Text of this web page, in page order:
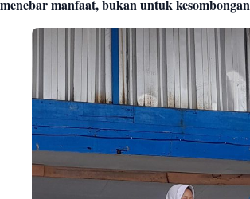
menebar manfaat, bukan untuk kesombongan